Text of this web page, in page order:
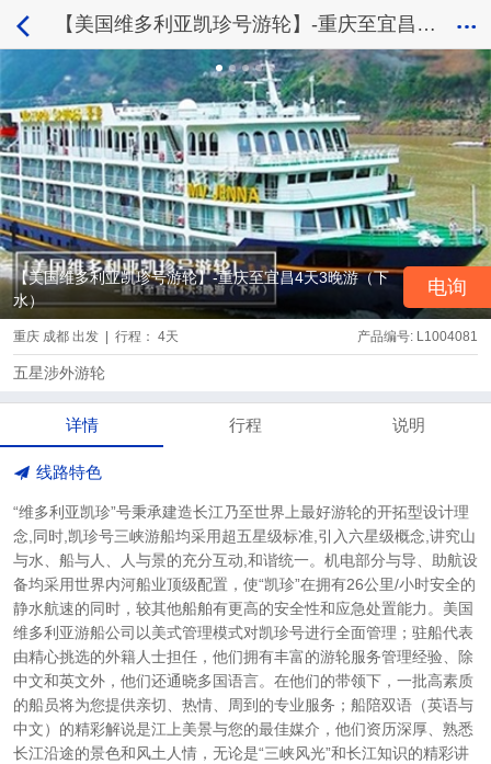
【美国维多利亚凯珍号游轮】-重庆至宜昌4天3晚游（下水）
【美国维多利亚凯珍号游轮】-重庆至宜昌4天3晚游（下
水）
电询
产品编号: L1004081
重庆 成都 出发 | 行程： 4天
五星涉外游轮
详情 行程 说明
线路特色
“维多利亚凯珍”号秉承建造长江乃至世界上最好游轮的开拓型设计理
念,同时,凯珍号三峡游船均采用超五星级标准,引入六星级概念,讲究山
与水、船与人、人与景的充分互动,和谐统一。机电部分与导、助航设
备均采用世界内河船业顶级配置，使“凯珍”在拥有26公里/小时安全的
静水航速的同时，较其他船舶有更高的安全性和应急处置能力。美国
维多利亚游船公司以美式管理模式对凯珍号进行全面管理；驻船代表
由精心挑选的外籍人士担任，他们拥有丰富的游轮服务管理经验、除
中文和英文外，他们还通晓多国语言。在他们的带领下，一批高素质
的船员将为您提供亲切、热情、周到的专业服务；船陪双语（英语与
中文）的精彩解说是江上美景与您的最佳媒介，他们资历深厚、熟悉
长江沿途的景色和风土人情，无论是“三峡风光”和长江知识的精彩讲